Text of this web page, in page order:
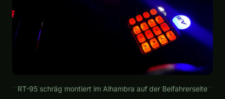
RT-95 schräg montiert im Alhambra auf der Beifahrerseite